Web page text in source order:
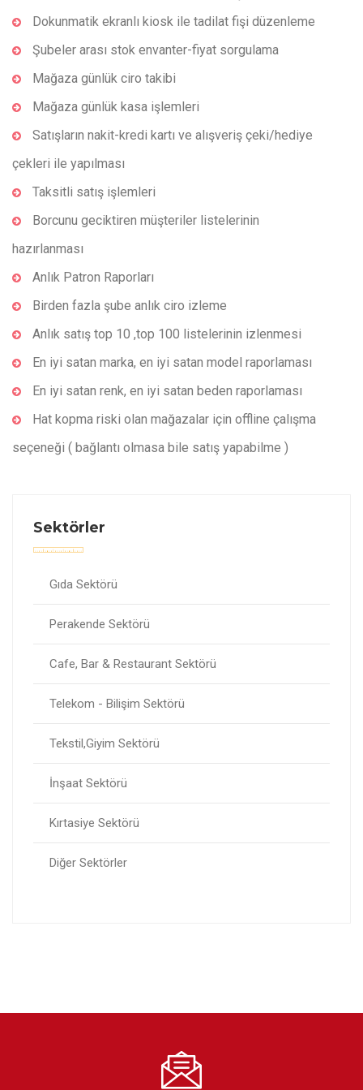
Dokunmatik ekranlı kiosk ile tadilat fişi düzenleme
Şubeler arası stok envanter-fiyat sorgulama
Mağaza günlük ciro takibi
Mağaza günlük kasa işlemleri
Satışların nakit-kredi kartı ve alışveriş çeki/hediye
çekleri ile yapılması
Taksitli satış işlemleri
Borcunu geciktiren müşteriler listelerinin
hazırlanması
Anlık Patron Raporları
Birden fazla şube anlık ciro izleme
Anlık satış top 10 ,top 100 listelerinin izlenmesi
En iyi satan marka, en iyi satan model raporlaması
En iyi satan renk, en iyi satan beden raporlaması
Hat kopma riski olan mağazalar için offline çalışma
seçeneği ( bağlantı olmasa bile satış yapabilme )
Sektörler
Gıda Sektörü
Perakende Sektörü
Cafe, Bar & Restaurant Sektörü
Telekom - Bilişim Sektörü
Tekstil,Giyim Sektörü
İnşaat Sektörü
Kırtasiye Sektörü
Diğer Sektörler